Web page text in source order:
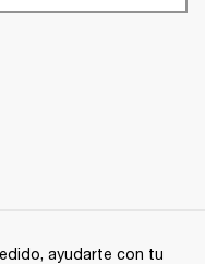
ayudarte con tu